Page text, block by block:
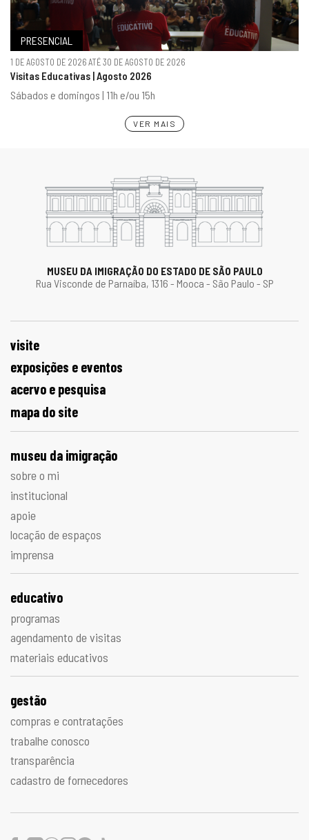
PRESENCIAL
1 DE AGOSTO DE 2026 ATÉ 30 DE AGOSTO DE 2026
Visitas Educativas | Agosto 2026
Sábados e domingos | 11h e/ou 15h
VER MAIS
MUSEU DA IMIGRAÇÃO DO ESTADO DE SÃO PAULO
Rua Visconde de Parnaíba, 1316 - Mooca - São Paulo - SP
visite
exposições e eventos
acervo e pesquisa
mapa do site
museu da imigração
sobre o mi
institucional
apoie
locação de espaços
imprensa
educativo
programas
agendamento de visitas
materiais educativos
gestão
compras e contratações
trabalhe conosco
transparência
cadastro de fornecedores